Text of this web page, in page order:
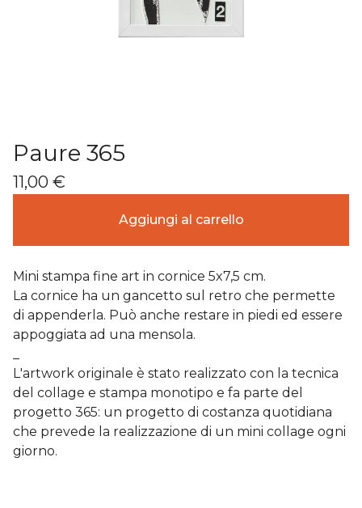
Paure 365
11,00 €
Aggiungi al carrello
Mini stampa fine art in cornice 5x7,5 cm.
La cornice ha un gancetto sul retro che permette
di appenderla. Può anche restare in piedi ed essere
appoggiata ad una mensola.
L'artwork originale è stato realizzato con la tecnica
del collage e stampa monotipo e fa parte del
progetto 365: un progetto di costanza quotidiana
che prevede la realizzazione di un mini collage ogni
giorno.